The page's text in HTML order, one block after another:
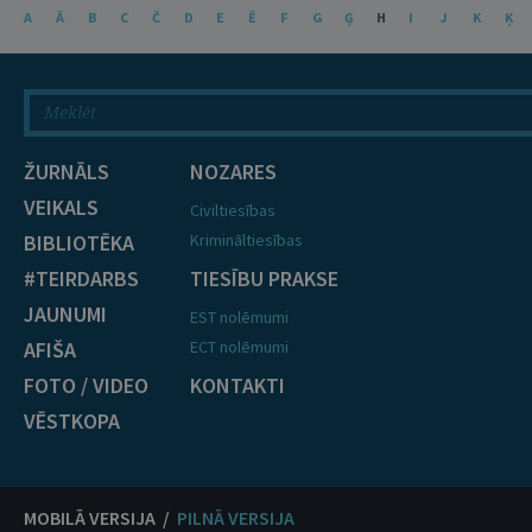
A Ā B C Č D E Ē F G Ģ H I J K Ķ
ŽURNĀLS
VEIKALS
BIBLIOTĒKA
#TEIRDARBS
JAUNUMI
AFIŠA
FOTO / VIDEO
VĒSTKOPA
NOZARES
Civiltiesības
Krimināltiesības
TIESĪBU PRAKSE
EST nolēmumi
ECT nolēmumi
KONTAKTI
MOBILĀ VERSIJA / PILNĀ VERSIJA